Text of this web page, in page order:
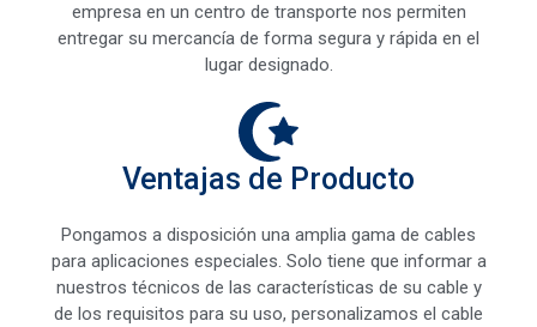
empresa en un centro de transporte nos permiten
entregar su mercancía de forma segura y rápida en el
lugar designado.
Ventajas de Producto
Pongamos a disposición una amplia gama de cables
para aplicaciones especiales. Solo tiene que informar a
nuestros técnicos de las características de su cable y
de los requisitos para su uso, personalizamos el cable